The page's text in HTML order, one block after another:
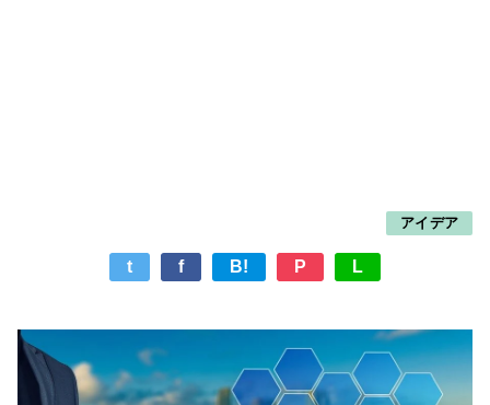
アイデア
t f B! P L